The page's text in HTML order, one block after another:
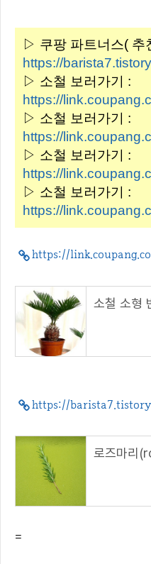
▷ 쿠팡 파트너스( 추
https://
▷ 소철 보러가기 :
https://
▷ 소철 보러가기 :
https://
▷ 소철 보러가기 :
https://
▷ 소철 보러가기 :
https://
https://
소철 소형
https://
=